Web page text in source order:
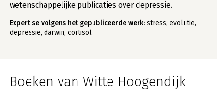
wetenschappelijke publicaties over depressie.
Expertise volgens het gepubliceerde werk: stress, evolutie,
depressie, darwin, cortisol
Boeken van Witte Hoogendijk